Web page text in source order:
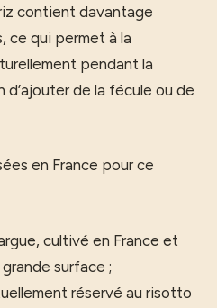
contient davantage
ce qui permet à la
pendant la
d’ajouter de la fécule ou de
en France pour ce
cultivé en France et
surface ;
réservé au risotto